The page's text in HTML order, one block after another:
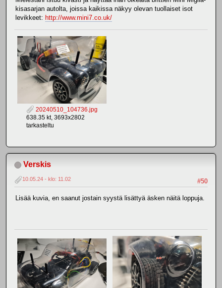
kisasarjan autolta, joissa kaikissa näkyy olevan tuollaiset isot
levikkeet: http://www.mini7.co.uk/
20240510_104736.jpg
638.35 kt, 3693x2802
tarkasteltu
Verskis
#50
10.05.24 - klo: 11.02
Lisää kuvia, en saanut jostain syystä lisättyä äsken näitä loppuja.